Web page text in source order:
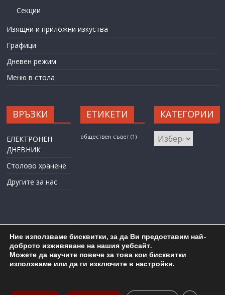
Секции
Изящни и приложни изкуства
Графици
Дневен режим
Меню в стола
ВРЪЗКИ
ЕЛЕКТРОНЕН
ДНЕВНИК
Столово хранене
Другите за нас
ЕТИКЕТИ
обществен съвет (1)
КАТЕГОРИИ
КАТЕГОРИИ
Карта на сайта Административен достъп
Copyright © 2026 ОУ "Любен Каравелов" гр. Бургас
Ние използваме бисквитки, за да Ви предоставим най-
доброто изживяване на нашия уебсайт.
Можете да научите повече за това кои бисквитки
използваме или да ги изключите в настройки.